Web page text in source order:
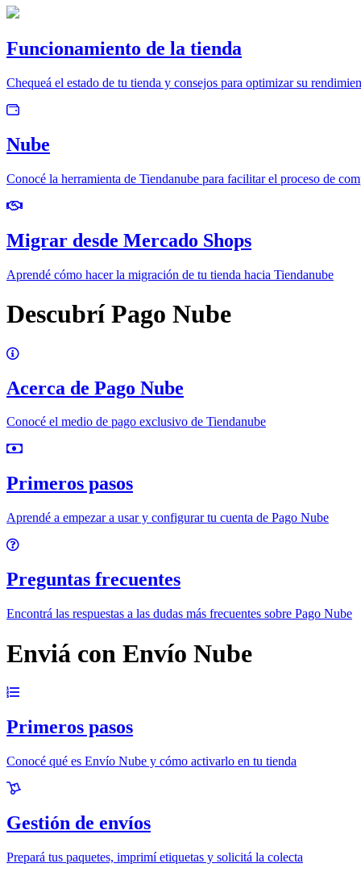
Funcionamiento de la tienda
Chequeá el estado de tu tienda y consejos para optimizar su
Nube
Conocé la herramienta de Tiendanube para facilitar el proceso de
Migrar desde Mercado Shops
Aprendé cómo hacer la migración de tu tienda hacia Tiendanube
Descubrí Pago Nube
Acerca de Pago Nube
Conocé el medio de pago exclusivo de Tiendanube
Primeros pasos
Aprendé a empezar a usar y configurar tu cuenta de Pago Nube
Preguntas frecuentes
Encontrá las respuestas a las dudas más frecuentes sobre Pago Nube
Enviá con Envío Nube
Primeros pasos
Conocé qué es Envío Nube y cómo activarlo en tu tienda
Gestión de envíos
Prepará tus paquetes, imprimí etiquetas y solicitá la colecta